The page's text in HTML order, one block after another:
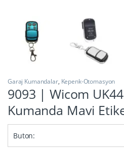
Garaj Kumandalar, Kepenk-Otomasyon
9093 | Wicom UK44
Kumanda Mavi
Buton: